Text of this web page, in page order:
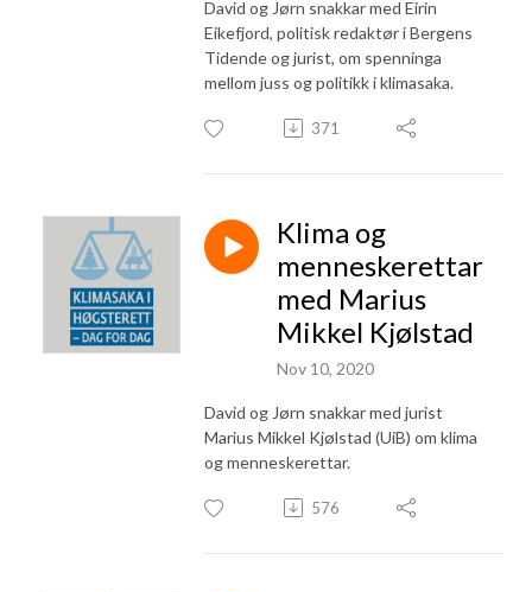
David og Jørn snakkar med Eirin
Eikefjord, politisk redaktør i Bergens
Tidende og jurist, om spenninga
mellom juss og politikk i klimasaka.
371
Klima og
menneskerettar
med Marius
Mikkel Kjølstad
Nov 10, 2020
David og Jørn snakkar med jurist
Marius Mikkel Kjølstad (UiB) om klima
og menneskerettar.
576